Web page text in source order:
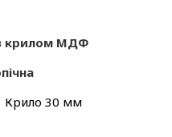
крилом МДФ
Крило 30 мм